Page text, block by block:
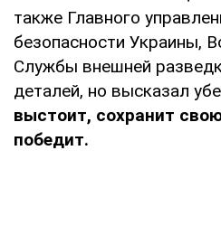
также Главного
безопасности Украины,
Службы внешней
деталей, но высказал
выстоит, сохранит
победит.